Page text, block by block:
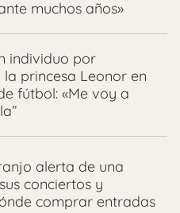
muchos años»
individuo por
princesa Leonor en
fútbol: «Me voy a
alerta de una
conciertos y
comprar entradas